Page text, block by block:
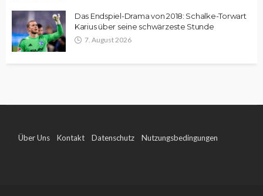
Das Endspiel-Drama von 2018: Schalke-Torwart
Karius über seine schwärzeste Stunde
7. August 2026
Über Uns Kontakt Datenschutz Nutzungsbedingungen